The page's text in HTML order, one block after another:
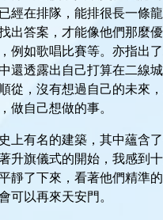
經在排隊，能排很長一條
出答案，才能像他們那麼
例如歌唱比賽等。亦指出
還透露出自己打算在二線
從，沒有想過自己的未來
做自己想做的事。
上有名的建築，其中蘊含
升旗儀式的開始，我感到
靜了下來，看著他們精準
可以再來天安門。